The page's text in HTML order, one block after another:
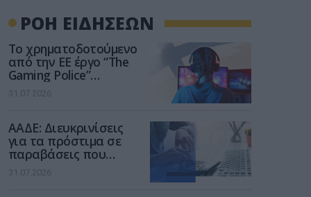
ΡΟΗ ΕΙΔΗΣΕΩΝ
Το χρηματοδοτούμενο
από την ΕΕ έργο “The
Gaming Police”
ενισχύει την ασφάλεια
των παιδιών στο
31.07.2026
ΑΑΔΕ: Διευκρινίσεις
για τα πρόστιμα σε
παραβάσεις που
αφορούν τους ΦΗΜ
31.07.2026